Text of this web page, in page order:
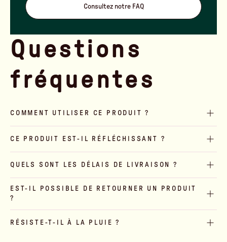
Questions
fréquentes
COMMENT UTILISER CE PRODUIT ?
CE PRODUIT EST-IL RÉFLÉCHISSANT ?
QUELS SONT LES DÉLAIS DE LIVRAISON ?
EST-IL POSSIBLE DE RETOURNER UN PRODUIT
?
RÉSISTE-T-IL À LA PLUIE ?
Consultez notre FAQ